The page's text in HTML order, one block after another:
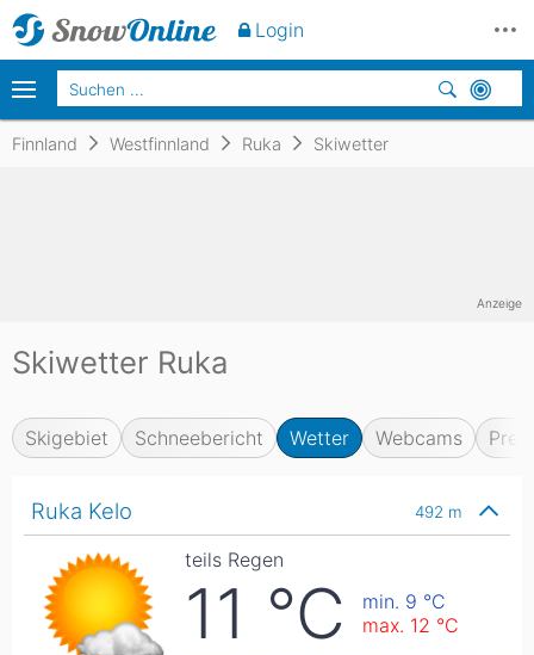
Finnland Westfinnland Ruka Skiwetter
Skiwetter Ruka
Skigebiet Schneebericht Wetter Webcams
Ruka Kelo 492 m
teils Regen
11 °C min. 9 °C
max. 12 °C
Anzeige
Login